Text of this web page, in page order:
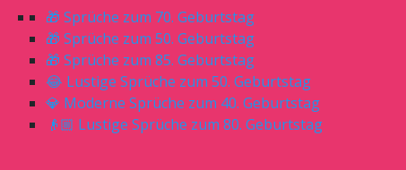
🎁 Sprüche zum 70. Geburtstag
🎁 Sprüche zum 50. Geburtstag
🎁 Sprüche zum 85. Geburtstag
😂 Lustige Sprüche zum 50. Geburtstag
💎 Moderne Sprüche zum 40. Geburtstag
👴🏼 Lustige Sprüche zum 80. Geburtstag